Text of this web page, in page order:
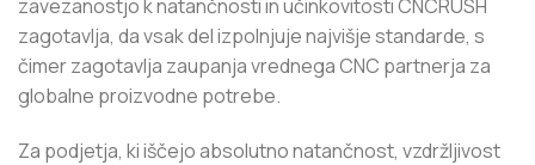
zavezanostjo k natančnosti in učinkovitosti CNCRUSH
zagotavlja, da vsak del izpolnjuje najvišje standarde, s
čimer zagotavlja zaupanja vrednega CNC partnerja za
globalne proizvodne potrebe.
Za podjetja, ki iščejo absolutno natančnost, vzdržljivost